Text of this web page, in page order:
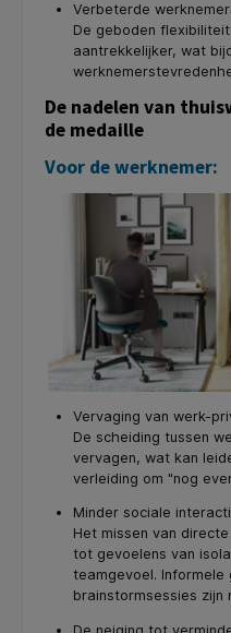
Verbeterde
De geboden
aantrekkelijker, wat
De nadelen van
de medaille
Voor de werknemer:
Vervaging van werk-
De scheiding tussen
vervagen, wat kan
verleiding om "nog
Minder sociale
Het missen van
tot gevoelens van
teamgevoel. Informele
brainstormsessies zijn